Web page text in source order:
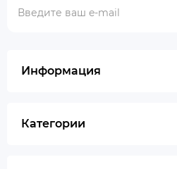
Информация
Категории